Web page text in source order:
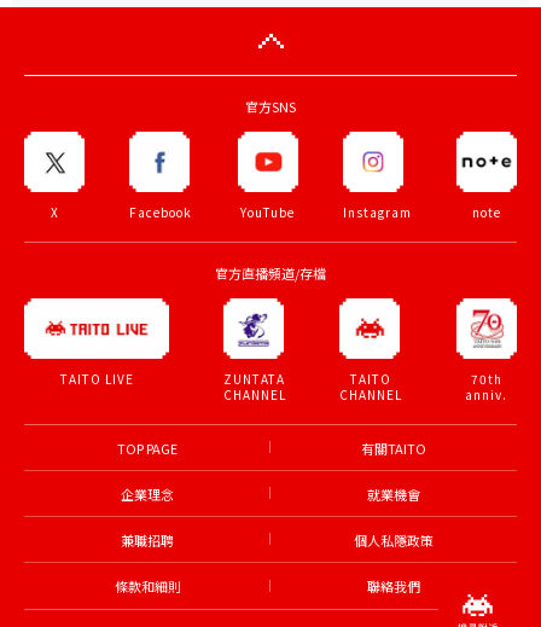
官方SNS
X Facebook YouTube Instagram note
官方直播頻道/存檔
TAITO LIVE
ZUNTATA
CHANNEL
TAITO
CHANNEL
70th
anniv.
TOP PAGE 有關TAITO
企業理念 就業機會
兼職招聘 個人私隱政策
條款和細則 聯絡我們